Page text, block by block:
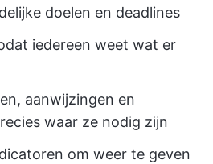
doelen en deadlines
iedereen weet wat er
aanwijzingen en
waar ze nodig zijn
om weer te geven